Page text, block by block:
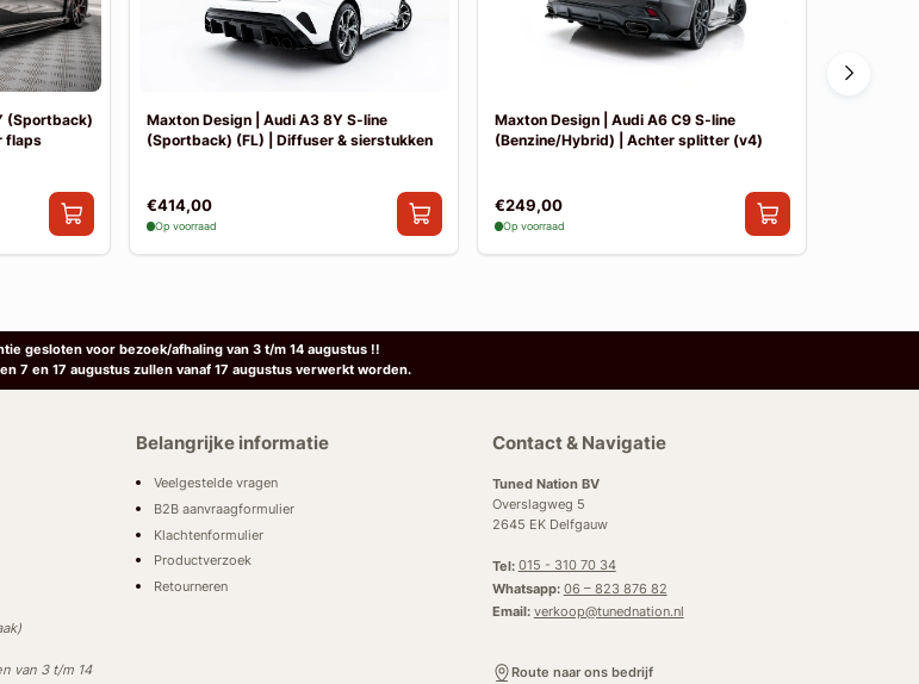
(Sportback)
flaps
Maxton Design | Audi A3 8Y S-line
(Sportback) (FL) | Diffuser & sierstukken
€414,00
Op voorraad
Maxton Design | Audi A6 C9 S-line
(Benzine/Hybrid) | Achter splitter (v4)
€249,00
Op voorraad
gesloten voor bezoek/afhaling van 3 t/m 14 augustus !!
7 en 17 augustus zullen vanaf 17 augustus verwerkt worden.
van 3 t/m 14
Belangrijke informatie
Veelgestelde vragen
B2B aanvraagformulier
Klachtenformulier
Productverzoek
Retourneren
Contact & Navigatie
Tuned Nation BV
Overslagweg 5
2645 EK Delfgauw
Tel: 015 - 310 70 34
Whatsapp: 06 – 823 876 82
Email: verkoop@tunednation.nl
Route naar ons bedrijf